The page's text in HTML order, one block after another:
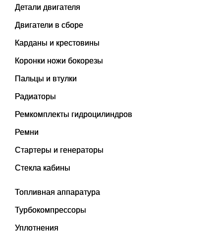
Детали двигателя
Двигатели в сборе
Карданы и крестовины
Коронки ножи бокорезы
Пальцы и втулки
Радиаторы
Ремкомплекты гидроцилиндров
Ремни
Стартеры и генераторы
Стекла кабины
Топливная аппаратура
Турбокомпрессоры
Уплотнения